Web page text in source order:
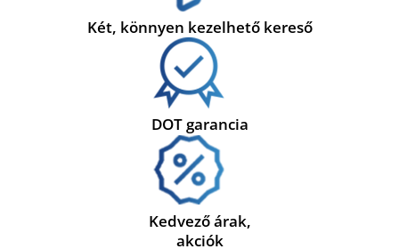
Két, könnyen kezelhető kereső
DOT garancia
Kedvező árak,
akciók